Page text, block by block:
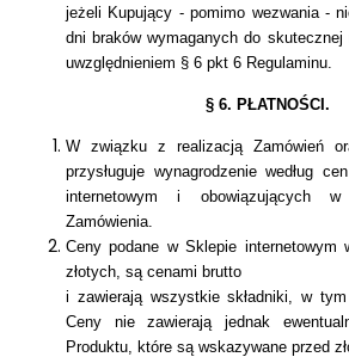
jeżeli Kupujący - pomimo wezwania -
dni braków wymaganych do
uwzględnieniem § 6 pkt 6 Regulaminu.
§ 6. PŁATNOŚCI.
W związku z realizacją Zamówień
przysługuje wynagrodzenie według
internetowym i obowiązujących w
Zamówienia.
Ceny podane w Sklepie internetowym
złotych, są cenami brutto
i zawierają wszystkie składniki, w
Ceny nie zawierają jednak
Produktu, które są wskazywane przed